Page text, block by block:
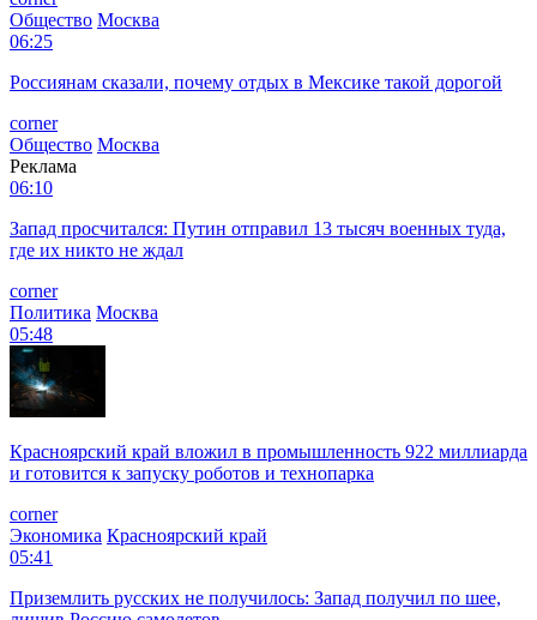
Общество Москва
06:25
Россиянам сказали, почему отдых в Мексике такой дорогой
corner
Общество Москва
Реклама
06:10
Запад просчитался: Путин отправил 13 тысяч военных туда,
где их никто не ждал
corner
Политика Москва
05:48
Красноярский край вложил в промышленность 922 миллиарда
и готовится к запуску роботов и технопарка
corner
Экономика Красноярский край
05:41
Приземлить русских не получилось: Запад получил по шее,